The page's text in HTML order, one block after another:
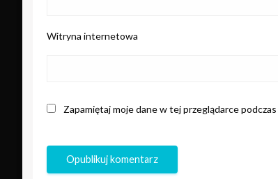
Witryna internetowa
Zapamiętaj moje dane w tej przeglądarce